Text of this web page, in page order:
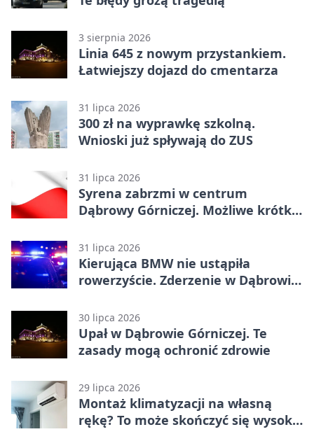
3 sierpnia 2026
Linia 645 z nowym przystankiem.
Łatwiejszy dojazd do cmentarza
31 lipca 2026
300 zł na wyprawkę szkolną.
Wnioski już spływają do ZUS
31 lipca 2026
Syrena zabrzmi w centrum
Dąbrowy Górniczej. Możliwe krótkie
31 lipca 2026
Kierująca BMW nie ustąpiła
rowerzyście. Zderzenie w Dąbrowie
30 lipca 2026
Upał w Dąbrowie Górniczej. Te
zasady mogą ochronić zdrowie
29 lipca 2026
Montaż klimatyzacji na własną
rękę? To może skończyć się wysoką